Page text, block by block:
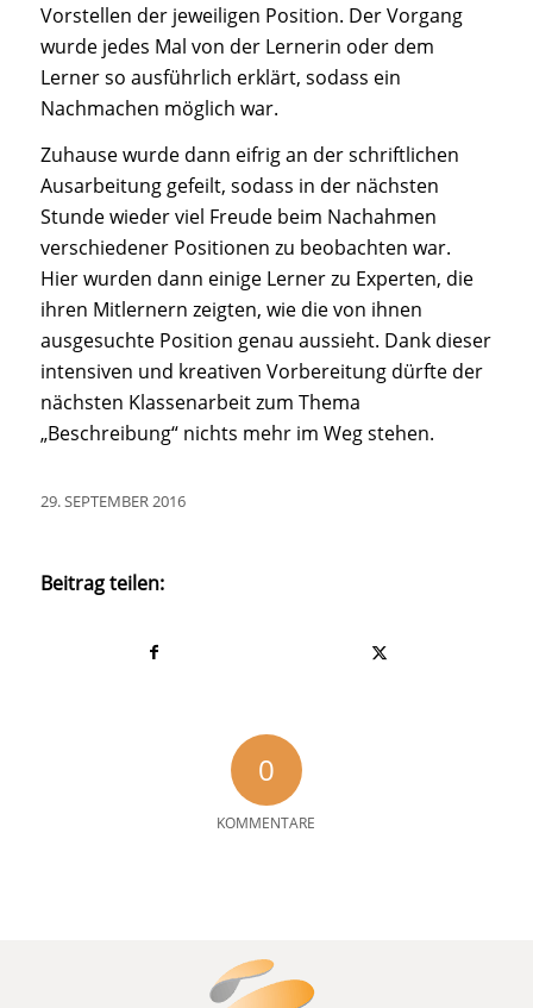
Vorstellen der jeweiligen Position. Der Vorgang
wurde jedes Mal von der Lernerin oder dem
Lerner so ausführlich erklärt, sodass ein
Nachmachen möglich war.
Zuhause wurde dann eifrig an der schriftlichen
Ausarbeitung gefeilt, sodass in der nächsten
Stunde wieder viel Freude beim Nachahmen
verschiedener Positionen zu beobachten war.
Hier wurden dann einige Lerner zu Experten, die
ihren Mitlernern zeigten, wie die von ihnen
ausgesuchte Position genau aussieht. Dank dieser
intensiven und kreativen Vorbereitung dürfte der
nächsten Klassenarbeit zum Thema
„Beschreibung“ nichts mehr im Weg stehen.
29. SEPTEMBER 2016
Beitrag teilen:
0
KOMMENTARE